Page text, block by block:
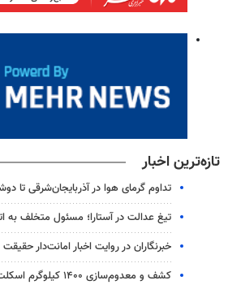
تازه‌ترین اخبار
تداوم گرمای هوا در آذربایجان‌شرقی تا
تیغ عدالت در آستارا؛ مسئول متخلف به
خبرنگاران در روایت اخبار امانت‌دار
کشف و معدوم‌سازی ۱۴۰۰ کیلوگرم اسکلت مرغ غیربهداشتی در قم